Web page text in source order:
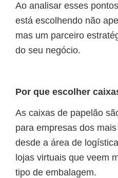
Ao analisar esses
está escolhendo não
mas um parceiro
do seu negócio.
Por que escolher
As caixas de papelão
para empresas dos
desde a área de
lojas virtuais que veem
tipo de embalagem.